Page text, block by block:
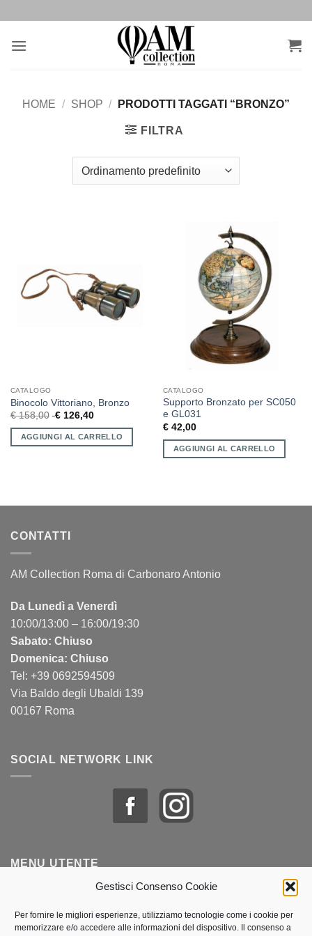
Gestisci Consenso Cookie
Per fornire le migliori esperienze, utilizziamo tecnologie come i cookie per
memorizzare e/o accedere alle informazioni del dispositivo. Il consenso a
contenuti
HOME / SHOP / PRODOTTI TAGGATI “BRONZO”
FILTRA
CATALOGO
Binocolo Vittoriano, Bronzo
€158,00 €126,40
AGGIUNGI AL CARRELLO
CATALOGO
Supporto Bronzato per SC050
e GL031
€42,00
AGGIUNGI AL CARRELLO
CONTATTI
AM Collection Roma di Carbonaro Antonio
Da Lunedì a Venerdì
10:00/13:00 – 16:00/19:30
Sabato: Chiuso
Domenica: Chiuso
Tel: +39 0692594509
Via Baldo degli Ubaldi 139
00167 Roma
SOCIAL NETWORK LINK
MENU UTENTE
Lista dei desideri